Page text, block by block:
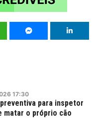
17:30
para inspetor
matar o próprio cão